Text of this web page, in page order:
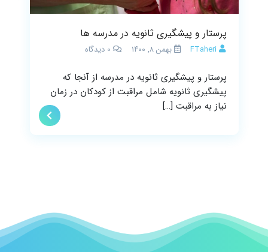
پرستار و پیشگیری ثانویه در مدرسه ها
FTaheri بهمن ۸, ۱۴۰۰ 0 دیدگاه
پرستار و پیشگیری ثانویه در مدرسه از آنجا که
پیشگیری ثانویه شامل مراقبت از کودکان در زمان
نیاز به مراقبت […]